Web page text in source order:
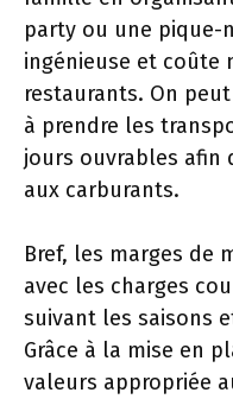
party ou une pique-
ingénieuse et coûte
restaurants. On
à prendre les
jours ouvrables afin
aux carburants.
Bref, les marges de
avec les charges
suivant les saisons
Grâce à la mise en
valeurs appropriée